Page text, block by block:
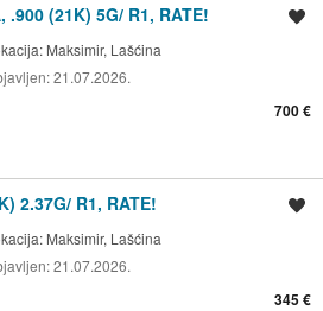
(21K) 5G/ R1, RATE!
Maksimir, Lašćina
21.07.2026.
700 €
2.37G/ R1, RATE!
Maksimir, Lašćina
21.07.2026.
345 €